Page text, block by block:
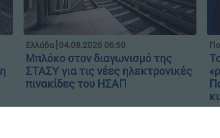
Ελλάδα┋04.08.2026 06:50
Μπλόκο στον διαγωνισμό της
ΣΤΑΣΥ για τις νέες ηλεκτρονικές
πινακίδες του ΗΣΑΠ